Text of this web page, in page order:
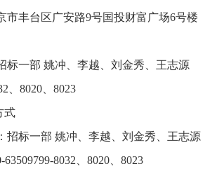
台区广安路9号国投财富广场6号楼
一部 姚冲、李越、刘金秀、王志源
、8020、8023
标一部 姚冲、李越、刘金秀、王志源
8032、8020、8023